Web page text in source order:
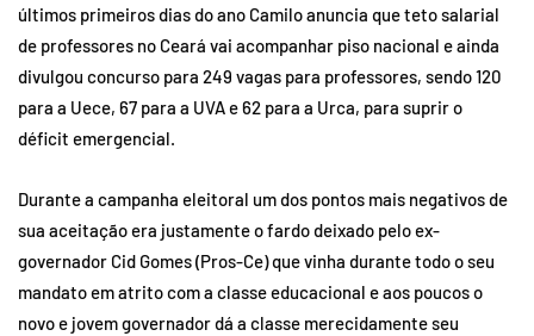
últimos primeiros dias do ano Camilo anuncia que teto salarial
de professores no Ceará vai acompanhar piso nacional e ainda
divulgou concurso para 249 vagas para professores, sendo 120
para a Uece, 67 para a UVA e 62 para a Urca, para suprir o
déficit emergencial.
Durante a campanha eleitoral um dos pontos mais negativos de
sua aceitação era justamente o fardo deixado pelo ex-
governador Cid Gomes (Pros-Ce) que vinha durante todo o seu
mandato em atrito com a classe educacional e aos poucos o
novo e jovem governador dá a classe merecidamente seu